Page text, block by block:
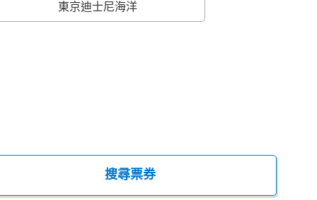
東京迪士尼海洋
搜尋票券